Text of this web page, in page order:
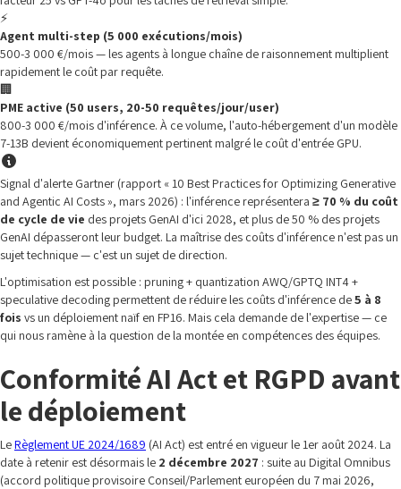
⚡
Agent multi-step (5 000 exécutions/mois)
500-3 000 €/mois — les agents à longue chaîne de raisonnement multiplient
rapidement le coût par requête.
🏢
PME active (50 users, 20-50 requêtes/jour/user)
800-3 000 €/mois d'inférence. À ce volume, l'auto-hébergement d'un modèle
7-13B devient économiquement pertinent malgré le coût d'entrée GPU.
Signal d'alerte Gartner (rapport « 10 Best Practices for Optimizing Generative
and Agentic AI Costs », mars 2026) : l'inférence représentera ≥ 70 % du coût
de cycle de vie des projets GenAI d'ici 2028, et plus de 50 % des projets
GenAI dépasseront leur budget. La maîtrise des coûts d'inférence n'est pas un
sujet technique — c'est un sujet de direction.
L'optimisation est possible : pruning + quantization AWQ/GPTQ INT4 +
speculative decoding permettent de réduire les coûts d'inférence de5 à 8
fois vs un déploiement naïf en FP16. Mais cela demande de l'expertise — ce
qui nous ramène à la question de la montée en compétences des équipes.
Conformité AI Act et RGPD avant
le déploiement
LeRèglement UE 2024/1689 (AI Act) est entré en vigueur le 1er août 2024. La
date à retenir est désormais le 2 décembre 2027 : suite au Digital Omnibus
(accord politique provisoire Conseil/Parlement européen du 7 mai 2026,